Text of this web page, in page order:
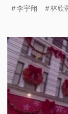
情。我國代表
李宇翔 林欣